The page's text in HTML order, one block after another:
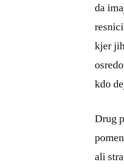
da
kjer
kdo
Drug
ali